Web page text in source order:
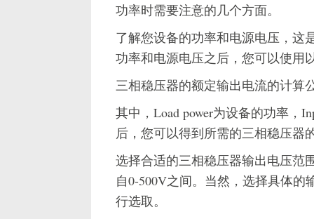
功率时需要注意的几个方面。
了解您设备的功率和电源电压，这
功率和电源电压之后，您可以使用
三相稳压器的额定输出电流的计算
其中，Load power为设备的功率，
后，您可以得到所需的三相稳压器
选择合适的三相稳压器输出电压范
自0-500V之间。当然，选择具体
行选取。